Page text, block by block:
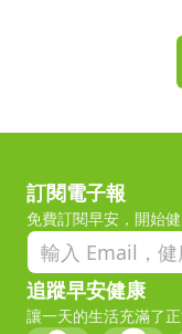
訂閱電子報
免費訂閱早安，開始健
追蹤早安健康
讓一天的生活充滿了